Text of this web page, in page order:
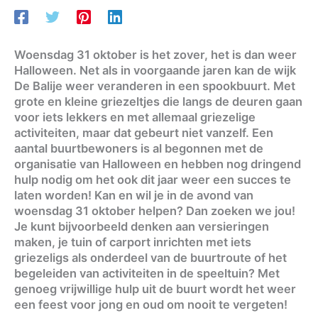
Woensdag 31 oktober is het zover, het is dan weer
Halloween. Net als in voorgaande jaren kan de wijk
De Balije weer veranderen in een spookbuurt. Met
grote en kleine griezeltjes die langs de deuren gaan
voor iets lekkers en met allemaal griezelige
activiteiten, maar dat gebeurt niet vanzelf. Een
aantal buurtbewoners is al begonnen met de
organisatie van Halloween en hebben nog dringend
hulp nodig om het ook dit jaar weer een succes te
laten worden! Kan en wil je in de avond van
woensdag 31 oktober helpen? Dan zoeken we jou!
Je kunt bijvoorbeeld denken aan versieringen
maken, je tuin of carport inrichten met iets
griezeligs als onderdeel van de buurtroute of het
begeleiden van activiteiten in de speeltuin? Met
genoeg vrijwillige hulp uit de buurt wordt het weer
een feest voor jong en oud om nooit te vergeten!